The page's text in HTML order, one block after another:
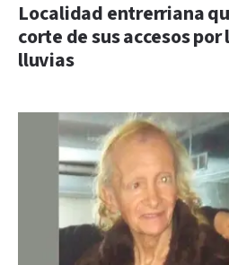
Localidad entrerriana
corte de sus accesos
lluvias